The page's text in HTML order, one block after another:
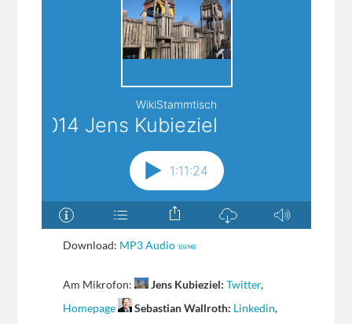
Download: MP3 Audio 108 MB
Am Mikrofon: Jens Kubieziel: Twitter,
Homepage
Sebastian Wallroth: Linkedin,